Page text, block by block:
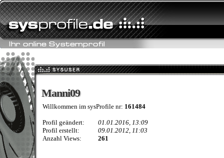
Manni09
Manni09
Willkommen im sysProfile nr: 161484
Profil geändert:
01.01.2016, 13:09
Profil erstellt:
09.01.2012, 11:03
Anzahl Views:
261